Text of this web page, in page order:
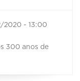
2020 - 13:00
300 anos de